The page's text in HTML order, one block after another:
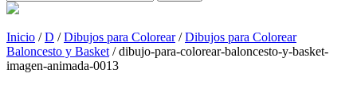
Inicio /D /Dibujos para Colorear/Dibujos para Colorear
Baloncesto y Basket / dibujo-para-colorear-baloncesto-y-basket-
imagen-animada-0013